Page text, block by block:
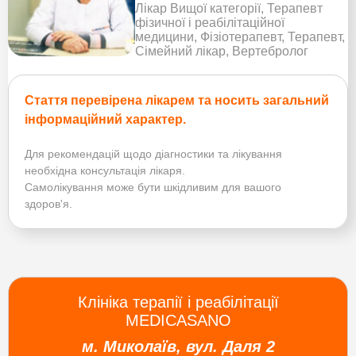
Лікар Вищої категорії, Терапевт
фізичної і реабілітаційної
медицини, Фізіотерапевт, Терапевт,
Сімейний лікар, Вертебролог
Стаття перевірена лікарем та носить загальний
інформаційний характер.
Для рекомендацій щодо діагностики та лікування
необхідна консультація лікаря.
Самолікування може бути шкідливим для вашого
здоров'я.
Клініка терапії і реабілітації
MEDICASANO
м. Миколаїв, вул. Даля 2